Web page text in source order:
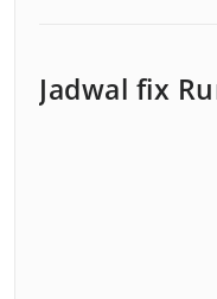
Jadwal fix